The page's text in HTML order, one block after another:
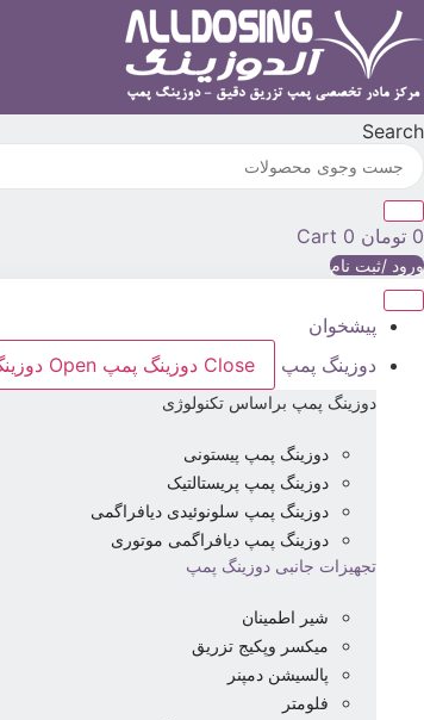
پرش
به
Search
0 تومان 0
Cart
ورود /ثبت نام
پیشخوان
دوزینگ پمپ
Close دوزینگ پمپ Open دوزینگ پمپ
دوزینگ پمپ براساس تکنولوژی
دوزینگ پمپ پیستونی
دوزینگ پمپ پریستالتیک
دوزینگ پمپ سلونوئیدی دیافراگمی
دوزینگ پمپ دیافراگمی موتوری
تجهیزات جانبی دوزینگ پمپ
شیر اطمینان
میکسر وپکیج تزریق
پالسیشن دمپنر
فلومتر